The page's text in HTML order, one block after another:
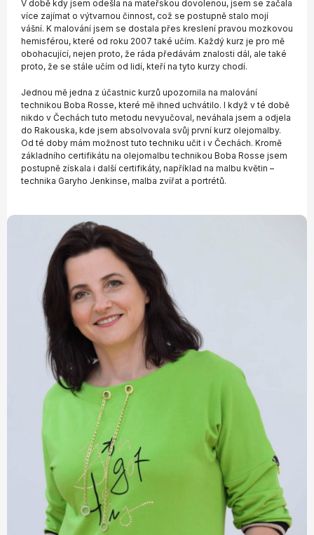
V době kdy jsem odešla na mateřskou dovolenou, jsem se začala
více zajímat o výtvarnou činnost, což se postupně stalo mojí
vášní. K malování jsem se dostala přes kreslení pravou mozkovou
hemisférou, které od roku 2007 také učím. Každý kurz je pro mě
obohacující, nejen proto, že ráda předávám znalosti dál, ale také
proto, že se stále učím od lidí, kteří na tyto kurzy chodí.
Jednou mě jedna z účastnic kurzů upozornila na malování
technikou Boba Rosse, které mě ihned uchvátilo. I když v té době
nikdo v Čechách tuto metodu nevyučoval, neváhala jsem a odjela
do Rakouska, kde jsem absolvovala svůj první kurz olejomalby.
Od té doby mám možnost tuto techniku učit i v Čechách. Kromě
základního certifikátu na olejomalbu technikou Boba Rosse jsem
postupně získala i další certifikáty, například na malbu květin –
technika Garyho Jenkinse, malba zvířat a portrétů.